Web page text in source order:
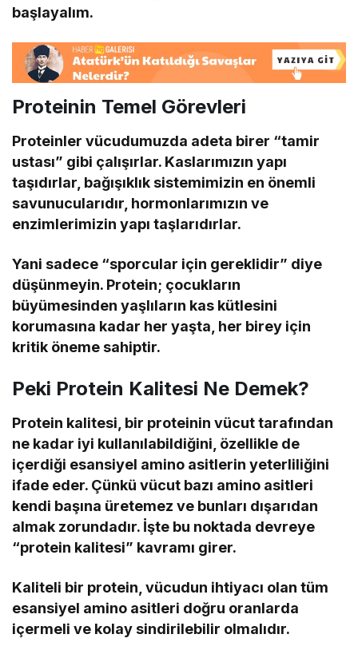
başlayalım.
Proteinin Temel Görevleri
Proteinler vücudumuzda adeta birer “tamir
ustası” gibi çalışırlar. Kaslarımızın yapı
taşıdırlar, bağışıklık sistemimizin en önemli
savunucularıdır, hormonlarımızın ve
enzimlerimizin yapı taşlarıdırlar.
Yani sadece “sporcular için gereklidir” diye
düşünmeyin. Protein; çocukların
büyümesinden yaşlıların kas kütlesini
korumasına kadar her yaşta, her birey için
kritik öneme sahiptir.
Peki Protein Kalitesi Ne Demek?
Protein kalitesi, bir proteinin vücut tarafından
ne kadar iyi kullanılabildiğini, özellikle de
içerdiği esansiyel amino asitlerin yeterliliğini
ifade eder. Çünkü vücut bazı amino asitleri
kendi başına üretemez ve bunları dışarıdan
almak zorundadır. İşte bu noktada devreye
“protein kalitesi” kavramı girer.
Kaliteli bir protein, vücudun ihtiyacı olan tüm
esansiyel amino asitleri doğru oranlarda
içermeli ve kolay sindirilebilir olmalıdır.